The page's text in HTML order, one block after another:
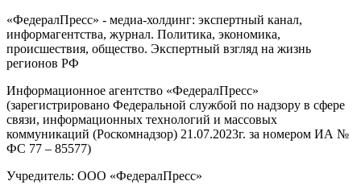
«ФедералПресс» - медиа-холдинг: экспертный канал,
информагентства, журнал. Политика, экономика,
происшествия, общество. Экспертный взгляд на жизнь
регионов РФ
Информационное агентство «ФедералПресс»
(зарегистрировано Федеральной службой по надзору в сфере
связи, информационных технологий и массовых
коммуникаций (Роскомнадзор) 21.07.2023г. за номером ИА №
ФС 77 – 85577)
Учредитель: ООО «ФедералПресс»